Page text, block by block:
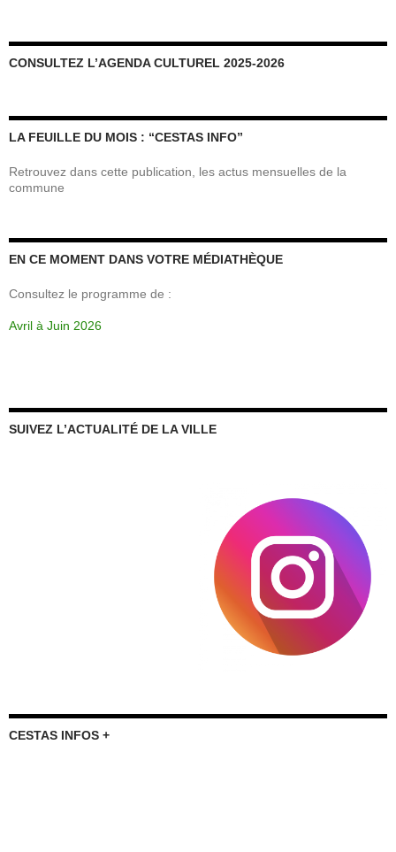
CONSULTEZ L’AGENDA CULTUREL 2025-2026
LA FEUILLE DU MOIS : “CESTAS INFO”
Retrouvez dans cette publication, les actus mensuelles de la
commune
EN CE MOMENT DANS VOTRE MÉDIATHÈQUE
Consultez le programme de :
Avril à Juin 2026
SUIVEZ L’ACTUALITÉ DE LA VILLE
CESTAS INFOS +